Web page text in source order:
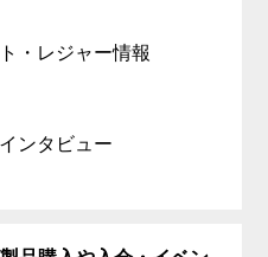
・レジャー情報
ンタビュー